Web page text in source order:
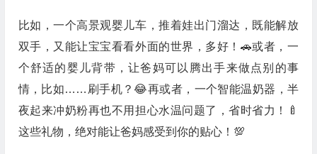
比如，一个高景观婴儿车，推着娃出门溜达，既能解放
双手，又能让宝宝看看外面的世界，多好！🚗或者，一
个舒适的婴儿背带，让爸妈可以腾出手来做点别的事
情，比如……刷手机？😂再或者，一个智能温奶器，半
夜起来冲奶粉再也不用担心水温问题了，省时省力！🍼
这些礼物，绝对能让爸妈感受到你的贴心！💯